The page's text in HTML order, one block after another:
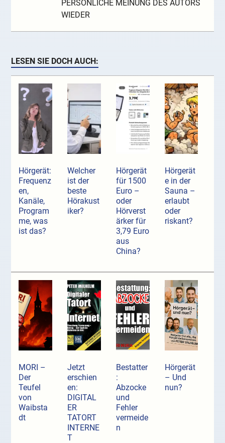
PERSÖNLICHE MEINUNG DES AUTORS
WIEDER
LESEN SIE DOCH AUCH:
Hörgerät:
Frequenz
en,
Kanäle,
Program
me, was
ist das?
Welcher
ist der
beste
Hörakust
iker?
Hörgerät
für 1500
Euro –
oder
Hörverst
ärker für
3,79 Euro
aus
China?
Hörgerät
e in der
Sauna –
erlaubt
oder
riskant?
MORI –
Der
Teufel
von
Waibsta
dt
Jetzt
erschien
en:
DIGITAL
ER
TATORT
INTERNE
T
Bestatter
:
Abzocke
und
Fehler
vermeide
n
Hörgerät
– Und
nun?